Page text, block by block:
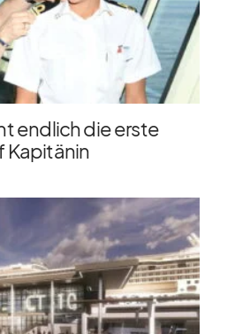
endlich die erste
Kapitänin